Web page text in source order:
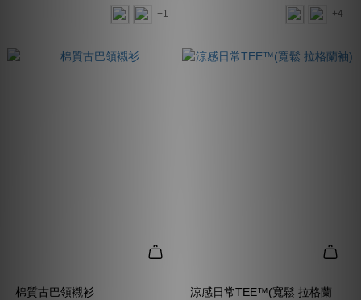
+1 +4
棉質古巴領襯衫
涼感日常TEE™(寬鬆 拉格蘭